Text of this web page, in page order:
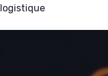
logistique